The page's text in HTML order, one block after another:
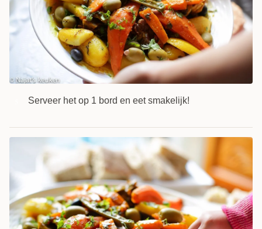
Serveer het op 1 bord en eet smakelijk!